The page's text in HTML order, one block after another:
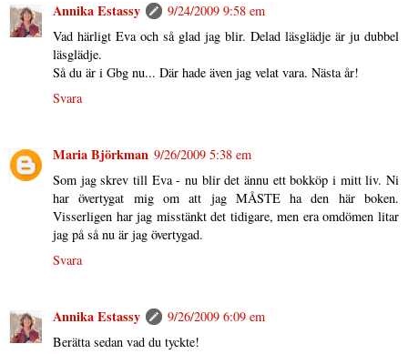
Annika Estassy
9/24/2009 9:58 em
Vad härligt Eva och så glad jag blir. Delad läsglädje är ju dubbel
läsglädje.
Så du är i Gbg nu... Där hade även jag velat vara. Nästa år!
Svara
Maria Björkman 9/26/2009 5:38 em
Som jag skrev till Eva - nu blir det ännu ett bokköp i mitt liv. Ni
har övertygat mig om att jag MÅSTE ha den här boken.
Visserligen har jag misstänkt det tidigare, men era omdömen litar
jag på så nu är jag övertygad.
Svara
Annika Estassy
9/26/2009 6:09 em
Berätta sedan vad du tyckte!